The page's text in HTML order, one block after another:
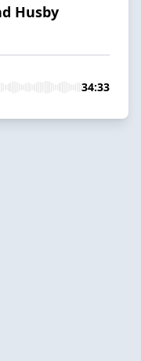
Husby
34:33